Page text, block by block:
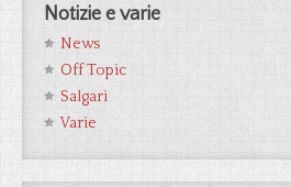
Notizie e varie
News
Off Topic
Salgari
Varie